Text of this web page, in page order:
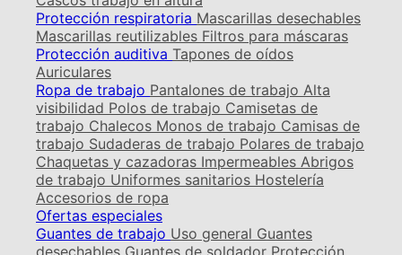
Protección respiratoria Mascarillas desechables
Mascarillas reutilizables Filtros para máscaras
Protección auditiva Tapones de oídos
Auriculares
Ropa de trabajo Pantalones de trabajo Alta
visibilidad Polos de trabajo Camisetas de
trabajo Chalecos Monos de trabajo Camisas de
trabajo Sudaderas de trabajo Polares de trabajo
Chaquetas y cazadoras Impermeables Abrigos
de trabajo Uniformes sanitarios Hostelería
Accesorios de ropa
Ofertas especiales
Guantes de trabajo Uso general Guantes
desechables Guantes de soldador Protección